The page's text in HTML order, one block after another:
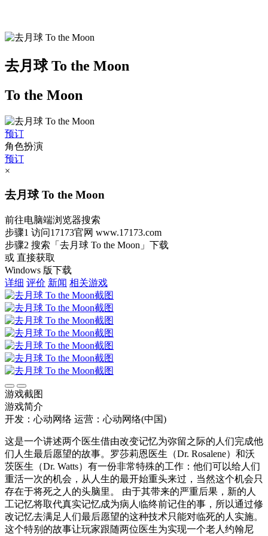
去月球 To the Moon
To the Moon
预订
角色扮演
预订
×
去月球 To the Moon
前往电脑端浏览器搜索
步骤1 访问17173官网 www.17173.com
步骤2 搜索 「去月球 To the Moon」 下载
或 直接获取
Windows 版下载
详细 评价 新闻 相关游戏
游戏截图
游戏简介
开发：心动网络 运营：心动网络(中国)
这是一个讲述两个医生借由改变记忆为弥留之际的人们完成他
们人生最后愿望的故事。罗莎莉恩医生（Dr. Rosalene）和沃
茨医生（Dr. Watts）有一份非常特殊的工作：他们可以给人们
重活一次的机会，从人生的最开始重头来过，当然这个机会只
存在于将死之人的头脑里。 由于其带来的严重后果，新的人
工记忆将取代真实记忆成为病人临终前记住的事，所以通过修
改记忆去满足人们最后愿望的这种技术只能对临死的人实施。
这个特别的故事让玩家跟随两位医生为实现一个老人约翰尼